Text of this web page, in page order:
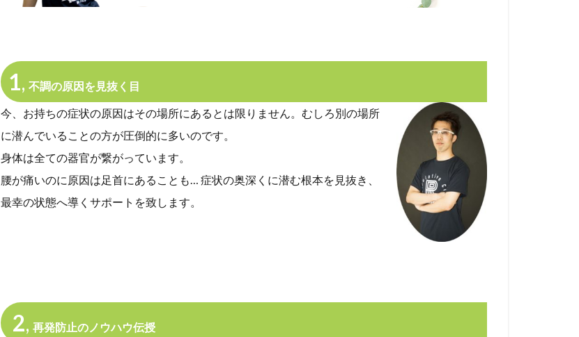
1, 不調の原因を見抜く目
今、お持ちの症状の原因はその場所にあるとは限りません。むしろ別の場所
に潜んでいることの方が圧倒的に多いのです。
身体は全ての器官が繋がっています。
腰が痛いのに原因は足首にあることも… 症状の奥深くに潜む根本を見抜き、
最幸の状態へ導くサポートを致します。
2, 再発防止のノウハウ伝授